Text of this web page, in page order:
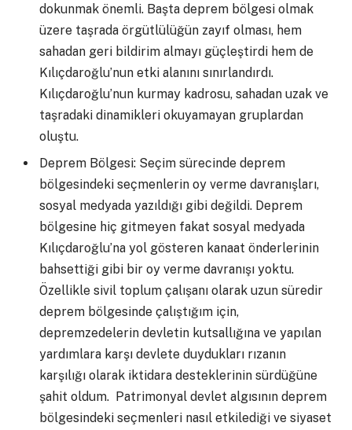
dokunmak önemli. Başta deprem bölgesi olmak
üzere taşrada örgütlülüğün zayıf olması, hem
sahadan geri bildirim almayı güçleştirdi hem de
Kılıçdaroğlu’nun etki alanını sınırlandırdı.
Kılıçdaroğlu’nun kurmay kadrosu, sahadan uzak ve
taşradaki dinamikleri okuyamayan gruplardan
oluştu.
Deprem Bölgesi: Seçim sürecinde deprem
bölgesindeki seçmenlerin oy verme davranışları,
sosyal medyada yazıldığı gibi değildi. Deprem
bölgesine hiç gitmeyen fakat sosyal medyada
Kılıçdaroğlu’na yol gösteren kanaat önderlerinin
bahsettiği gibi bir oy verme davranışı yoktu.
Özellikle sivil toplum çalışanı olarak uzun süredir
deprem bölgesinde çalıştığım için,
depremzedelerin devletin kutsallığına ve yapılan
yardımlara karşı devlete duydukları rızanın
karşılığı olarak iktidara desteklerinin sürdüğüne
şahit oldum. Patrimonyal devlet algısının deprem
bölgesindeki seçmenleri nasıl etkilediği ve siyaset